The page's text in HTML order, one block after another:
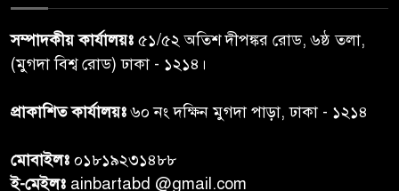
ঝড়বৃষ্টির পূর্বাভাস
৭
প্রধানমন্ত্রীর সঙ্গে দেখা করে স্বপ্নপূরণ
অনুশ্রীর, মিলল হারমোনিয়াম
৮
সম্পাদকীয় কার্যালয়ঃ ৫১/৫২ অতিশ দীপঙ্কর রোড, ৬ষ্ঠ তলা,
(মুগদা বিশ্ব রোড) ঢাকা - ১২১৪।
প্রাকাশিত কার্যালয়ঃ৬০ নং দক্ষিন মুগদা পাড়া, ঢাকা - ১২১৪
মোবাইলঃ ০১৮১৯২৩১৪৮৮
ই-মেইলঃ ainbartabd @gmail.com